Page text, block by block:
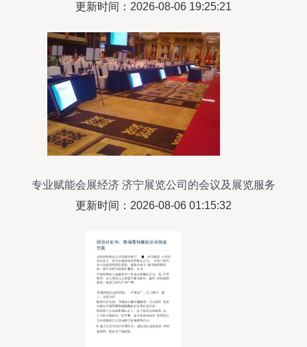
更新时间：2026-08-06 19:25:21
专业赋能会展经济 济宁展览公司的会议及展览服务
解读
更新时间：2026-08-06 01:15:32